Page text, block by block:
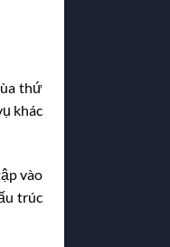
thứ
khác
vào
trúc